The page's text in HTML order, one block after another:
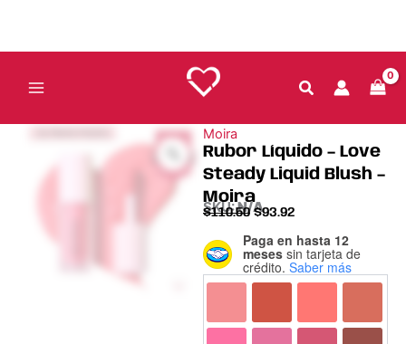
contenido
%
15
Ahorra $16
Moira
Rubor Líquido – Love
Steady Liquid Blush –
Moira
SKU:N/A
$110.50 $93.92
Paga en hasta 12
meses sin tarjeta de
crédito. Saber más
Rubor
Líquido
-
Liquid